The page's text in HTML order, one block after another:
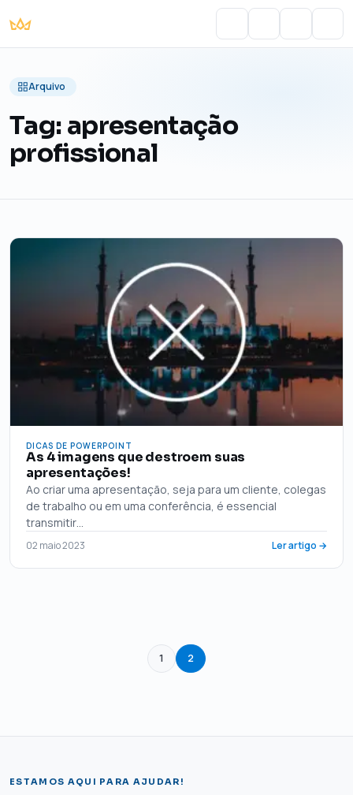
Arquivo
Tag: apresentação
profissional
DICAS DE POWERPOINT
As 4 imagens que destroem suas
apresentações!
Ao criar uma apresentação, seja para um cliente, colegas
de trabalho ou em uma conferência, é essencial
transmitir…
02 maio 2023 Ler artigo →
1 2
ESTAMOS AQUI PARA AJUDAR!